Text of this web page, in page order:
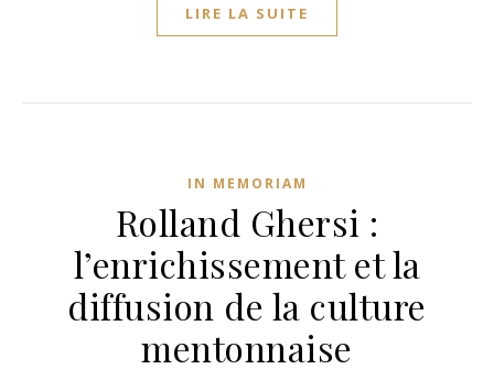
LIRE LA SUITE
IN MEMORIAM
Rolland Ghersi :
l’enrichissement et la
diffusion de la culture
mentonnaise